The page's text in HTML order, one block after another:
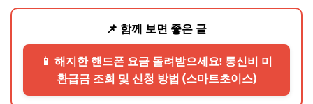
📌 함께 보면 좋은 글
📱 해지한 핸드폰 요금 돌려받으세요! 통신비 미
환급금 조회 및 신청 방법 (스마트초이스)